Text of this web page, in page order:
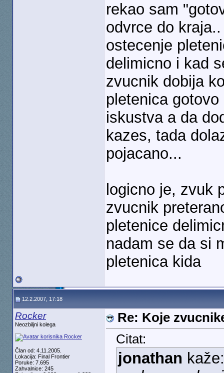
rekao sam
odvrce do
ostecenje
delimicno i kad
zvucnik dobija
pletenica
iskustva a da
kazes, tada
pojacano...
logicno je, zvuk
zvucnik
pletenice
nadam se da si
pletenica kida
12.2.2007, 17:18
Rocker
Neozbiljni kolega
Član od: 4.11.2005.
Lokacija: Final Frontier
Poruke: 7.695
Zahvalnice: 245
Re: Koje
Citat:
jonathan kaže: